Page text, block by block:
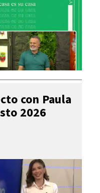
con Paula
2026